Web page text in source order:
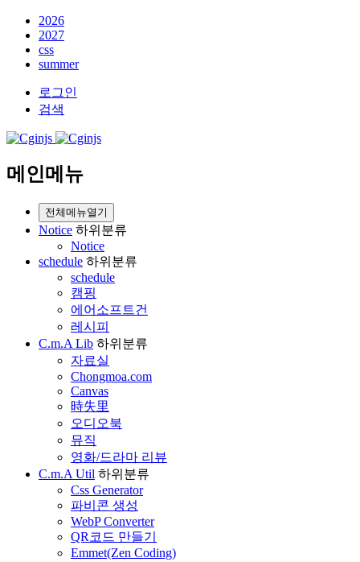
2026
2027
css
summer
로그인
검색
메인메뉴
전체메뉴열기
Notice 하위분류
Notice
schedule 하위분류
schedule
캠핑
에어소프트건
레시피
C.m.A Lib 하위분류
자료실
Chongmoa.com
Canvas
時失里
오디오북
뮤직
영화/드라마 리뷰
C.m.A Util 하위분류
Css Generator
파비콘 생성
WebP Converter
QR코드 만들기
Emmet(Zen Coding)